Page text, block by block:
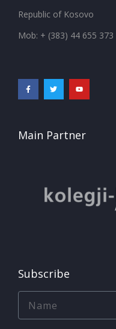
Republic of Kosovo
Mob: + (383) 44 655 373
Main Partner
Subscribe